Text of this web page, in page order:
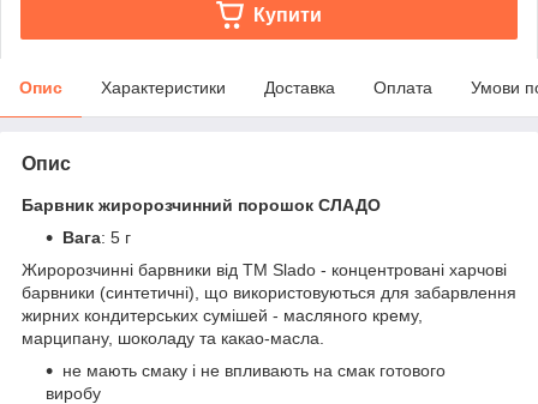
Купити
Опис Характеристики Доставка Оплата Умови
Опис
Барвник жиророзчинний порошок СЛАДО
Вага: 5 г
Жиророзчинні барвники від ТМ Slado - концентровані харчові
барвники (синтетичні), що використовуються для забарвлення
жирних кондитерських сумішей - масляного крему,
марципану, шоколаду та какао-масла.
не мають смаку і не впливають на смак готового
виробу